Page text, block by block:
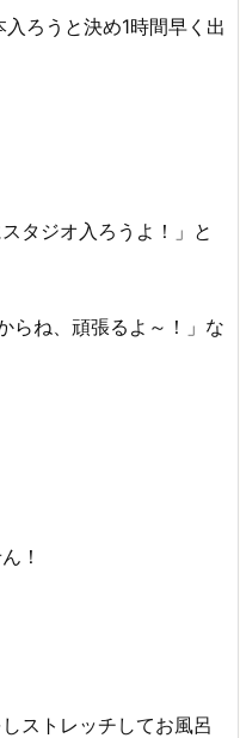
ろうと決め1時間早く出
タジオ入ろうよ！」と
らね、頑張るよ～！」な
！
ストレッチしてお風呂